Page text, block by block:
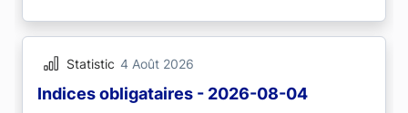
Statistic 4 Août 2026
Indices obligataires - 2026-08-04